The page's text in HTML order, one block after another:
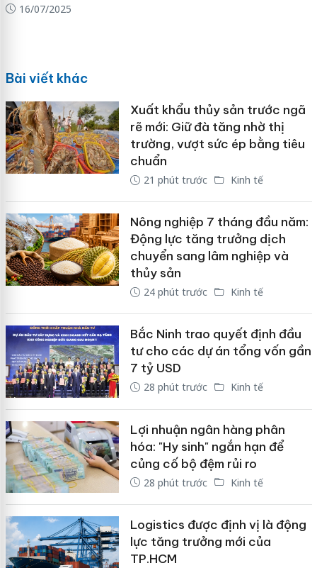
16/07/2025
Bài viết khác
Xuất khẩu thủy sản trước ngã
rẽ mới: Giữ đà tăng nhờ thị
trường, vượt sức ép bằng tiêu
chuẩn
21 phút trước Kinh tế
Nông nghiệp 7 tháng đầu năm:
Động lực tăng trưởng dịch
chuyển sang lâm nghiệp và
thủy sản
24 phút trước Kinh tế
Bắc Ninh trao quyết định đầu
tư cho các dự án tổng vốn gần
7 tỷ USD
28 phút trước Kinh tế
Lợi nhuận ngân hàng phân
hóa: "Hy sinh" ngắn hạn để
củng cố bộ đệm rủi ro
28 phút trước Kinh tế
Logistics được định vị là động
lực tăng trưởng mới của
TP.HCM